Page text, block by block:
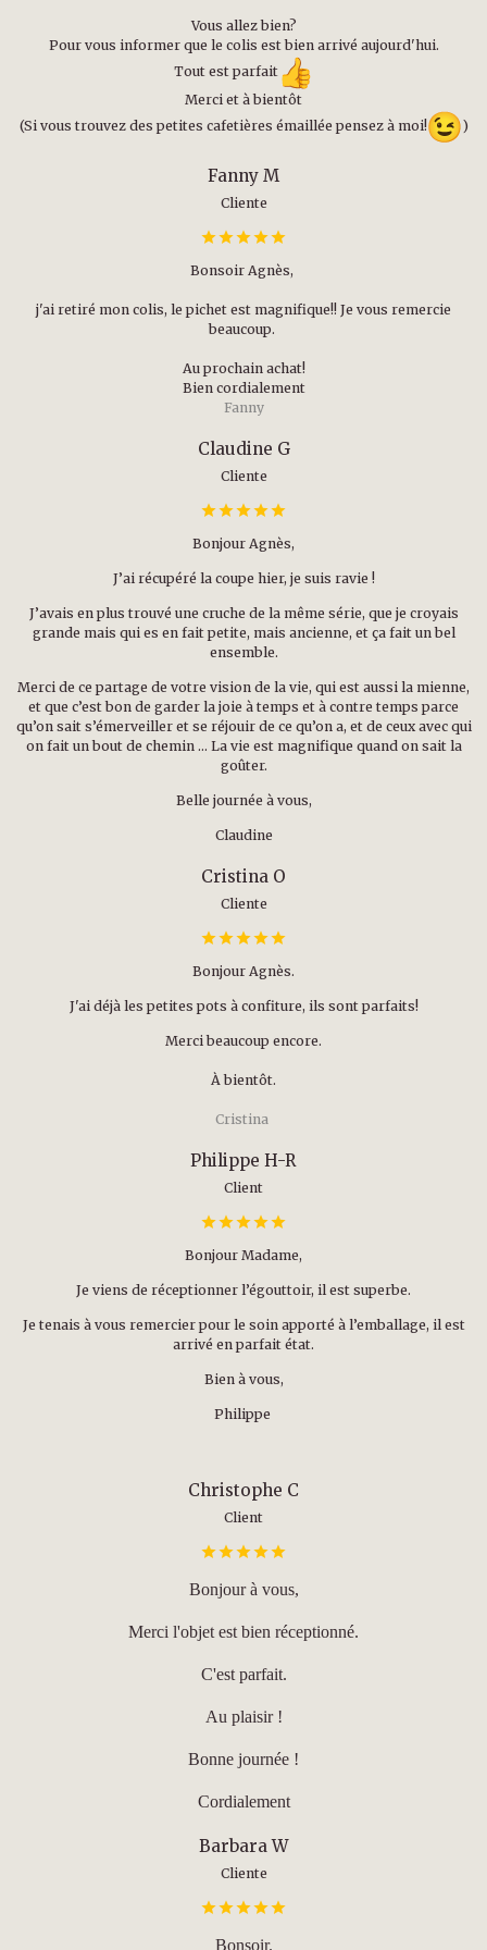
Vous allez bien?
Pour vous informer que le colis est bien arrivé aujourd'hui.
Tout est parfait
Merci et à bientôt
(Si vous trouvez des petites cafetières émaillée pensez à moi!
)
Fanny M
Cliente
Bonsoir Agnès,
j'ai retiré mon colis, le pichet est magnifique!! Je vous remercie
beaucoup.
Au prochain achat!
Bien cordialement
Fanny
Claudine G
Cliente
Bonjour Agnès,
J’ai récupéré la coupe hier, je suis ravie !
J’avais en plus trouvé une cruche de la même série, que je croyais
grande mais qui es en fait petite, mais ancienne, et ça fait un bel
ensemble.
Merci de ce partage de votre vision de la vie, qui est aussi la mienne,
et que c’est bon de garder la joie à temps et à contre temps parce
qu’on sait s’émerveiller et se réjouir de ce qu’on a, et de ceux avec qui
on fait un bout de chemin … La vie est magnifique quand on sait la
goûter.
Belle journée à vous,
Claudine
Cristina O
Cliente
Bonjour Agnès.
J'ai déjà les petites pots à confiture, ils sont parfaits!
Merci beaucoup encore.
À bientôt.
Cristina
Philippe H-R
Client
Bonjour Madame,
Je viens de réceptionner l’égouttoir, il est superbe.
Je tenais à vous remercier pour le soin apporté à l’emballage, il est
arrivé en parfait état.
Bien à vous,
Philippe
Christophe C
Client
Bonjour à vous,
Merci l'objet est bien réceptionné.
C'est parfait.
Au plaisir !
Bonne journée !
Cordialement
Barbara W
Cliente
Bonsoir.